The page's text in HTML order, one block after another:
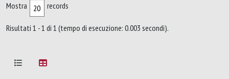
Mostra records
Risultati 1 - 1 di 1 (tempo di esecuzione: 0.003 secondi).